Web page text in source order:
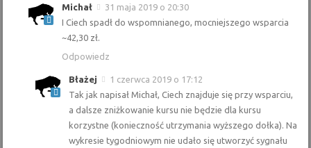
Michał
31 maja 2019 o 20:30
I Ciech spadł do wspomnianego, mocniejszego wsparcia
~42,30 zł.
Odpowiedz
Błażej
1 czerwca 2019 o 17:12
Tak jak napisał Michał, Ciech znajduje się przy wsparciu,
a dalsze zniżkowanie kursu nie będzie dla kursu
korzystne (konieczność utrzymania wyższego dołka). Na
wykresie tygodniowym nie udało się utworzyć sygnału